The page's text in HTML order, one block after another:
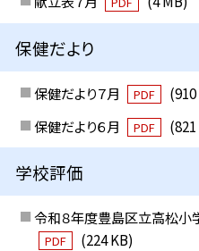
保健だより
保健だより７月 PDF
保健だより６月
PDF
学校評価
令和８年度豊島区立高松小
PDF (224 KB)